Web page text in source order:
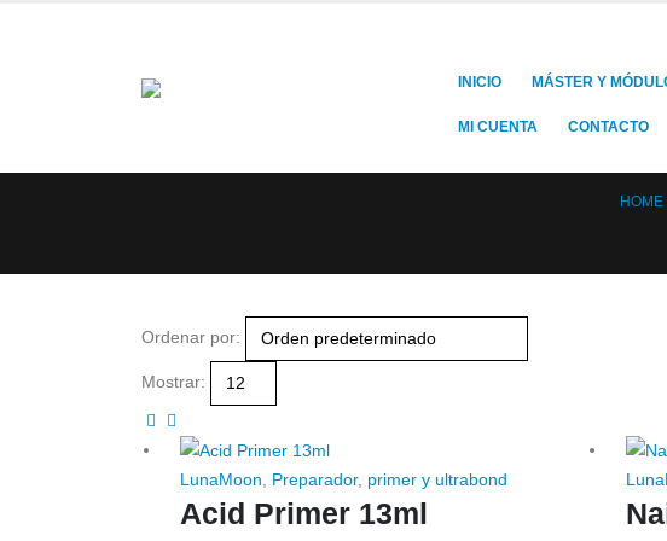
INICIO MÁSTER Y
MI CUENTA CONTACTO
HOME
Ordenar por:
Mostrar:
LunaMoon, Preparador, primer y ultrabond
Acid Primer 13ml